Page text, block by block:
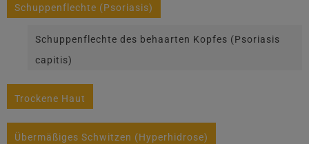
Schuppenflechte (Psoriasis)
Schuppenflechte des behaarten Kopfes (Psoriasis
capitis)
Trockene Haut
Übermäßiges Schwitzen (Hyperhidrose)